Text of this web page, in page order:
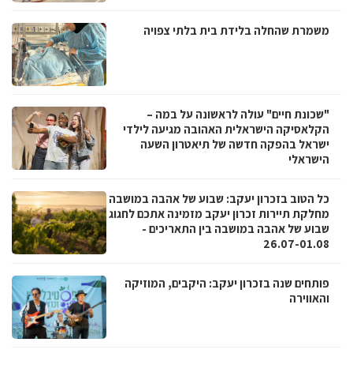
משמרת שהחלה בלידת בית בלתי צפויה
"שכונת חיים" עולה לראשונה על במה –
הקלאסיקה הישראלית האהובה מגיעה לילדי
ישראל בהפקה חדשה של תיאטרון השעה
הישראלי
כל הטוב בזכרון יעקב: שבוע של אהבה במושבה
מחלקת תיירות זכרון יעקב מזמינה אתכם לחגוג
שבוע של אהבה במושבה בין התאריכים -
26.07-01.08
פותחים שנה בזכרון יעקב: היקבים, המוזיקה
והאווירה